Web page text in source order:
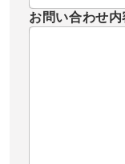
お問い合わせ